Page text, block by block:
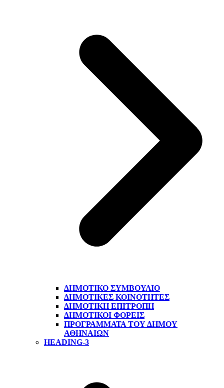
ΔΗΜΟΤΙΚΌ ΣΥΜΒΟΎΛΙΟ
ΔΗΜΟΤΙΚΈΣ ΚΟΙΝΌΤΗΤΕΣ
ΔΗΜΟΤΙΚΉ ΕΠΙΤΡΟΠΉ
ΔΗΜΟΤΙΚΟΊ ΦΟΡΕΊΣ
ΠΡΟΓΡΆΜΜΑΤΑ ΤΟΥ ΔΉΜΟΥ
ΑΘΗΝΑΊΩΝ
HEADING-3